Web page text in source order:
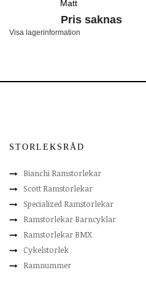
Matt
Pris saknas
Visa lagerinformation
STORLEKSRÅD
Bianchi Ramstorlekar
Scott Ramstorlekar
Specialized Ramstorlekar
Ramstorlekar Barncyklar
Ramstorlekar BMX
Cykelstorlek
Ramnummer